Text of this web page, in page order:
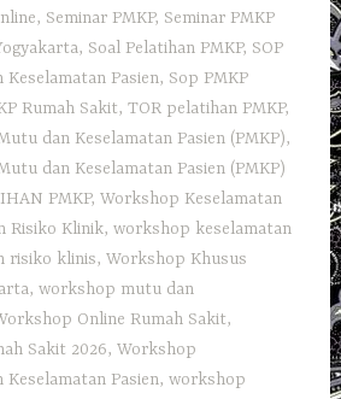
, Seminar PMKP, Seminar PMKP
, Soal Pelatihan PMKP, SOP
Pasien, Sop PMKP
Rumah Sakit,TOR pelatihan PMKP,
dan Keselamatan Pasien (PMKP),
dan Keselamatan Pasien (PMKP)
PMKP,Workshop Keselamatan
Risiko Klinik,workshop keselamatan
risiko klinis,Workshop Khusus
,workshop mutu dan
Online Rumah Sakit,
Sakit 2026,Workshop
Pasien,workshop